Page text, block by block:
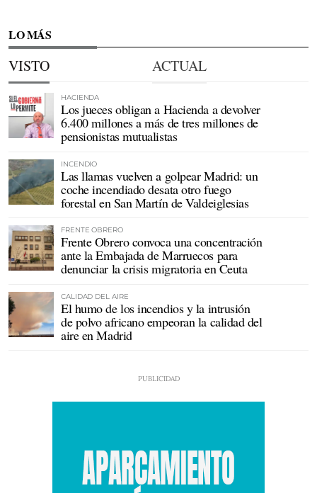
LO MÁS
VISTO ACTUAL
HACIENDA
Los jueces obligan a Hacienda a devolver
6.400 millones a más de tres millones de
pensionistas mutualistas
INCENDIO
Las llamas vuelven a golpear Madrid: un
coche incendiado desata otro fuego
forestal en San Martín de Valdeiglesias
FRENTE OBRERO
Frente Obrero convoca una concentración
ante la Embajada de Marruecos para
denunciar la crisis migratoria en Ceuta
CALIDAD DEL AIRE
El humo de los incendios y la intrusión
de polvo africano empeoran la calidad del
aire en Madrid